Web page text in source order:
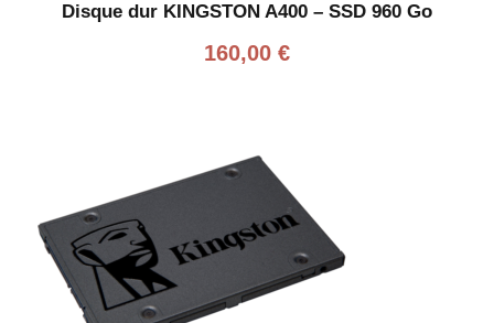
Disque dur KINGSTON A400 – SSD 960 Go
160,00 €